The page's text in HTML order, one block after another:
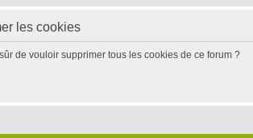
les cookies
de vouloir supprimer tous les cookies de ce forum ?